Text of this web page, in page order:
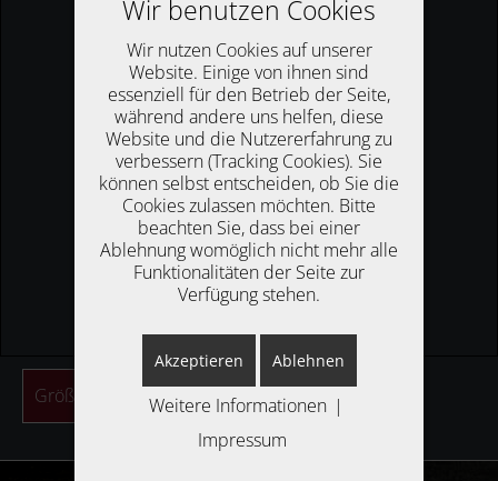
Größere Karte anzeigen
Wir benutzen Cookies
Wir nutzen Cookies auf unserer
Website. Einige von ihnen sind
essenziell für den Betrieb der Seite,
während andere uns helfen, diese
Website und die Nutzererfahrung zu
verbessern (Tracking Cookies). Sie
können selbst entscheiden, ob Sie die
Cookies zulassen möchten. Bitte
beachten Sie, dass bei einer
Ablehnung womöglich nicht mehr alle
Funktionalitäten der Seite zur
Verfügung stehen.
Akzeptieren Ablehnen
Weitere Informationen |
Impressum